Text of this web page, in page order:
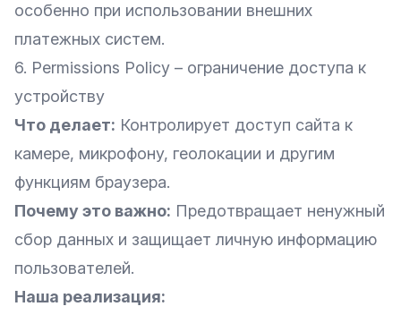
особенно при использовании внешних
платежных систем.
6. Permissions Policy – ограничение доступа к
устройству
Что делает: Контролирует доступ сайта к
камере, микрофону, геолокации и другим
функциям браузера.
Почему это важно: Предотвращает ненужный
сбор данных и защищает личную информацию
пользователей.
Наша реализация: